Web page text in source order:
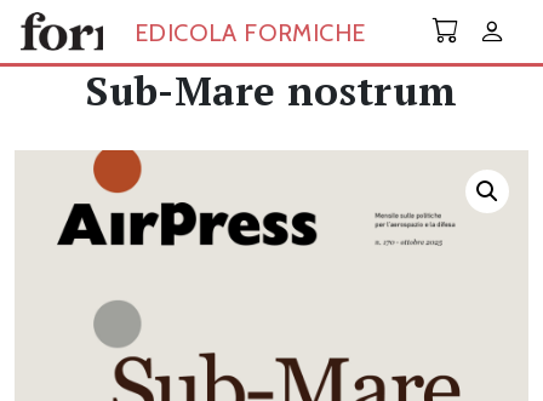
Skip to main content
EDICOLA FORMICHE
Sub-Mare nostrum